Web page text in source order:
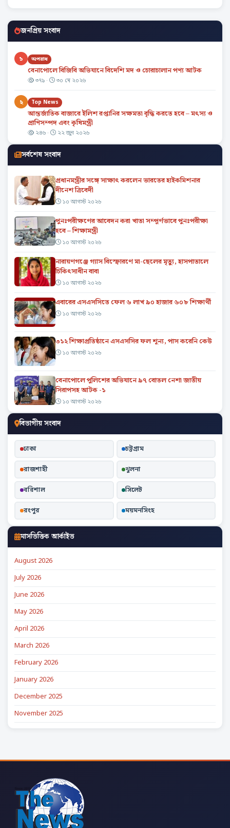
জনপ্রিয় সংবাদ
১ অপরাধ
বেনাপোলে বিজিবি অভিযানে বিদেশি মদ ও চোরাচালান পণ্য আটক
৩৭৯ · ৩০ মে ২০২৬
২ Top News
আন্তর্জাতিক বাজারে ইলিশ রপ্তানির সক্ষমতা বৃদ্ধি করতে হবে – মৎস্য ও
প্রাণিসম্পদ এবং কৃষিমন্ত্রী
২৪৬ · ২২ জুন ২০২৬
সর্বশেষ সংবাদ
প্রধানমন্ত্রীর সঙ্গে সাক্ষাৎ করলেন ভারতের হাইকমিশনার
দীনেশ ত্রিবেদী
১০ আগস্ট ২০২৬
পুনঃপরীক্ষণের আবেদন করা খাতা সম্পূর্ণভাবে পুনঃপরীক্ষা
হবে – শিক্ষামন্ত্রী
১০ আগস্ট ২০২৬
নারায়ণগঞ্জে গ্যাস বিস্ফোরণে মা-ছেলের মৃত্যু, হাসপাতালে
চিকিৎসাধীন বাবা
১০ আগস্ট ২০২৬
এবারের এসএসসিতে ফেল ৬ লাখ ৯০ হাজার ৬০৮ শিক্ষার্থী
১০ আগস্ট ২০২৬
৩১২ শিক্ষাপ্রতিষ্ঠানে এসএসসির ফল শূন্য, পাস করেনি কেউ
১০ আগস্ট ২০২৬
বেনাপোলে পুলিশের অভিযানে ৯৭ বোতল নেশা জাতীয়
সিরাপসহ আটক -১
১০ আগস্ট ২০২৬
বিভাগীয় সংবাদ
ঢাকা চট্টগ্রাম
রাজশাহী খুলনা
বরিশাল সিলেট
রংপুর ময়মনসিংহ
মাসভিত্তিক আর্কাইভ
August 2026
July 2026
June 2026
May 2026
April 2026
March 2026
February 2026
January 2026
December 2025
November 2025